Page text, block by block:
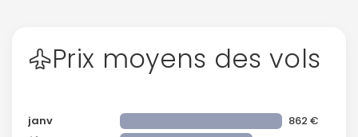
Prix moyens des vols
janv
862 €